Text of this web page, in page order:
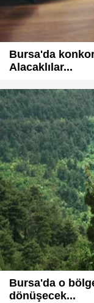
Bursa'da
Alacaklılar...
Bursa'da o
dönüşecek...